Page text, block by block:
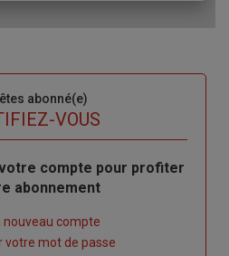
abonné(e)
VOUS
compte pour profiter
abonnement
nouveau compte
votre mot de passe